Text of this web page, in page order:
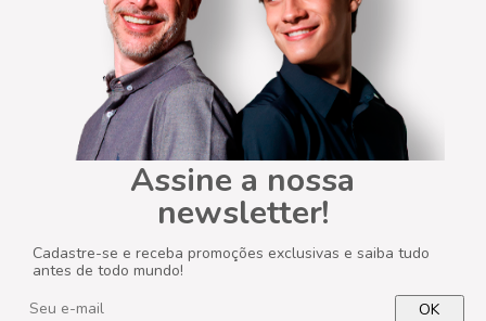
Assine a nossa
newsletter!
Cadastre-se e receba promoções exclusivas e saiba tudo
antes de todo mundo!
OK